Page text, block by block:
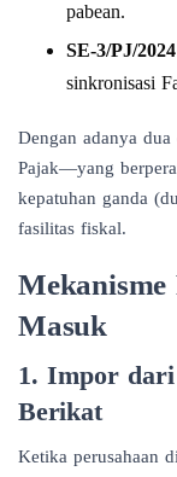
pabean.
SE-3/PJ/
sinkronisasi
Dengan adanya
Pajak—yang
kepatuhan ganda
fasilitas fiskal.
Masuk
1. Impor
Berikat
Ketika perusahaan